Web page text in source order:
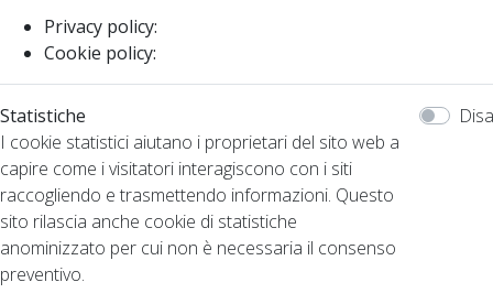
Privacy policy:
Cookie policy:
Statistiche
I cookie statistici aiutano i proprietari del sito web a
capire come i visitatori interagiscono con i siti
raccogliendo e trasmettendo informazioni. Questo
sito rilascia anche cookie di statistiche
anominizzato per cui non è necessaria il consenso
preventivo.